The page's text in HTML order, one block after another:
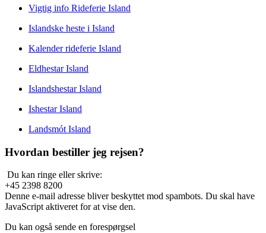
Vigtig info Rideferie Island
Islandske heste i Island
Kalender rideferie Island
Eldhestar Island
Islandshestar Island
Ishestar Island
Landsmót Island
Hvordan bestiller jeg rejsen?
Du kan ringe eller skrive:
+45 2398 8200
Denne e-mail adresse bliver beskyttet mod spambots. Du skal have
JavaScript aktiveret for at vise den.
Du kan også sende en forespørgsel